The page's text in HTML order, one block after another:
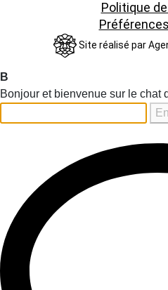
Site réalisé par
Politique
B
Bonjour et bienvenue sur le chat